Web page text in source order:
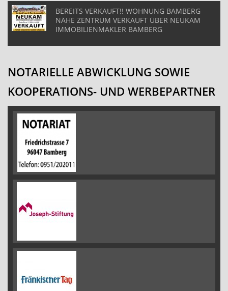
BEREITS VERKAUFT!! WOHNUNG BAMBERG
NÄHE ZENTRUM VERKAUFT ÜBER NEUKAM
IMMOBILIENMAKLER BAMBERG
NOTARIELLE ABWICKLUNG SOWIE
KOOPERATIONS- UND WERBEPARTNER